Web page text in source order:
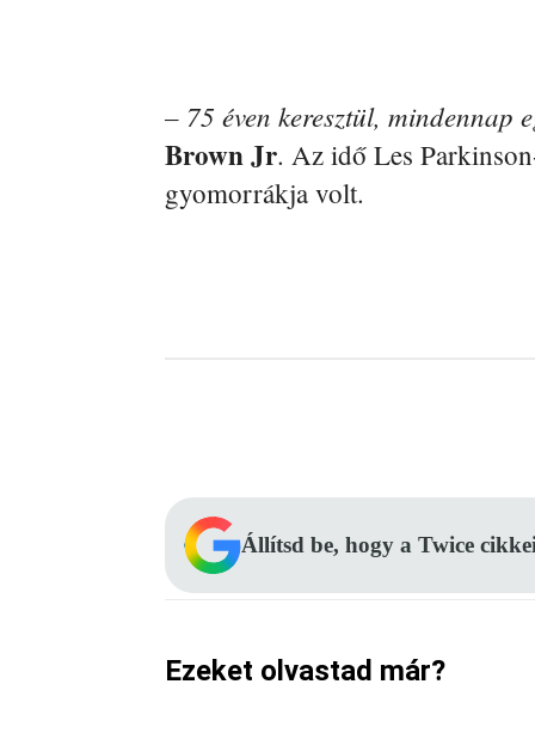
– 75 éven keresztül, mindennap
Brown Jr. Az idő Les
gyomorrákja volt.
Állítsd be, hogy a Twice
Ezeket olvastad már?